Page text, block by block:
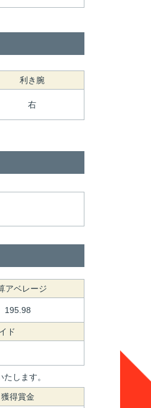
利き腕
右
アベレージ
195.98
ド
します。
獲得賞金